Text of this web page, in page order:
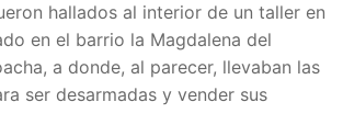
hallados al interior de un taller en
en el barrio la Magdalena del
a donde, al parecer, llevaban las
ser desarmadas y vender sus